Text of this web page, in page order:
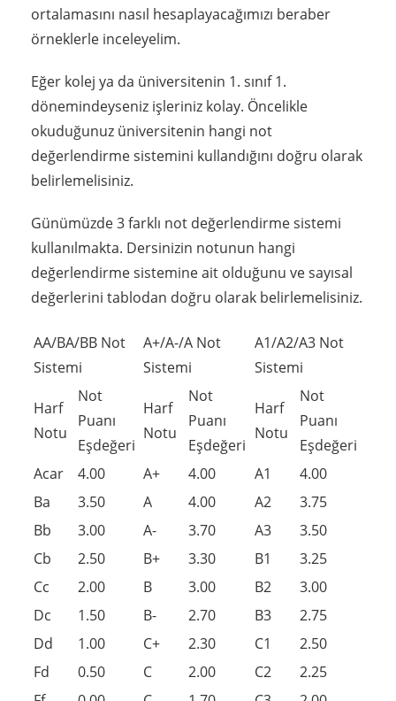
ortalamasını nasıl hesaplayacağımızı beraber
örneklerle inceleyelim.
Eğer kolej ya da üniversitenin 1. sınıf 1.
dönemindeyseniz işleriniz kolay. Öncelikle
okuduğunuz üniversitenin hangi not
değerlendirme sistemini kullandığını doğru olarak
belirlemelisiniz.
Günümüzde 3 farklı not değerlendirme sistemi
kullanılmakta. Dersinizin notunun hangi
değerlendirme sistemine ait olduğunu ve sayısal
değerlerini tablodan doğru olarak belirlemelisiniz.
AA/BA/BB Not
Sistemi
A+/A-/A Not
Sistemi
A1/A2/A3 Not
Sistemi
Harf
Notu
Not
Puanı
Eşdeğeri
Harf
Notu
Not
Puanı
Eşdeğeri
Harf
Notu
Not
Puanı
Eşdeğeri
Acar
4.00 A+ 4.00 A1
4.00
Ba
3.50 A 4.00 A2
3.75
Bb
3.00 A- 3.70 A3
3.50
Cb
2.50 B+ 3.30 B1
3.25
Cc
2.00 B 3.00 B2
3.00
Dc
1.50 B- 2.70 B3
2.75
Dd
1.00 C+ 2.30 C1
2.50
Fd
0.50 C 2.00 C2
2.25